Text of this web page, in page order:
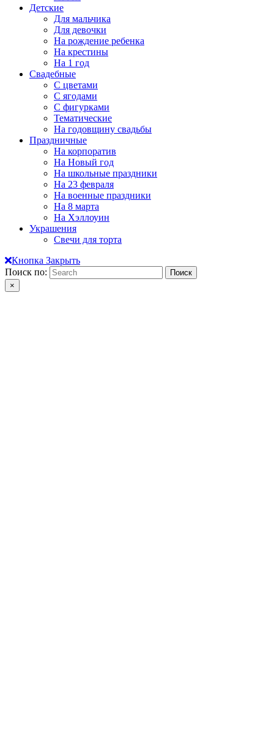
Детские
Для мальчика
Для девочки
На рождение ребенка
На крестины
На 1 год
Свадебные
С цветами
С ягодами
С фигурками
Тематические
На годовщину свадьбы
Праздничные
На корпоратив
На Новый год
На школьные праздники
На 23 февраля
На военные праздники
На 8 марта
На Хэллоуин
Украшения
Свечи для торта
Кнопка Закрыть
Поиск по:
×